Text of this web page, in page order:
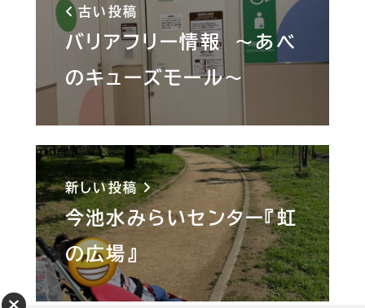
古い投稿
バリアフリー情報 ～あべ
のキューズモール～
新しい投稿
今池水みらいセンター『虹
の広場』